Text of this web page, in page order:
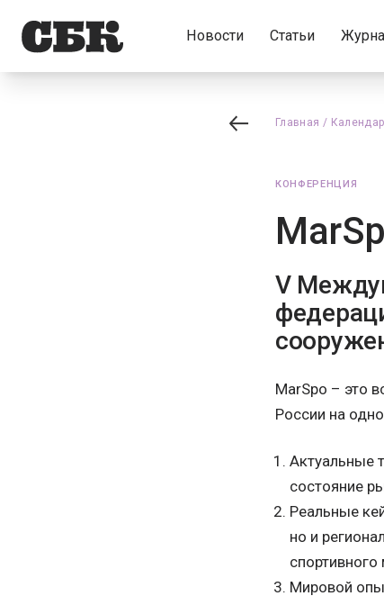
Новости Статьи
Главная /
КОНФЕРЕНЦИЯ
V
MarSpo – это
России на
Актуальные
состояние
Реальные
но и
спортивного
Мировой